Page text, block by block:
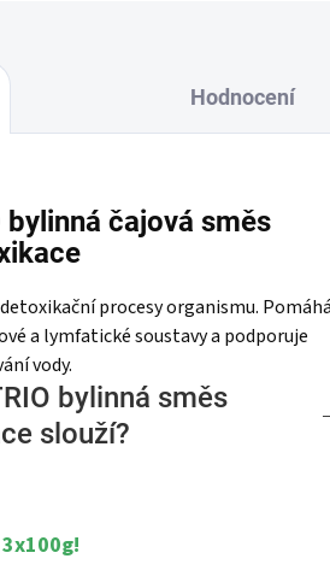
Hodnocení
čajová směs
procesy organismu. Pomáhá
a lymfatické soustavy a podporuje
vody.
bylinná směs
slouží?